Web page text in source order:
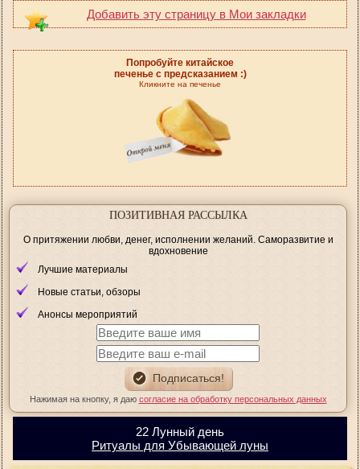
Добавить эту страницу в Мои закладки
Попробуйте китайское
печенье с предсказанием :)
Кликните на печенье
ПОЗИТИВНАЯ РАССЫЛКА
О притяжении любви, денег, исполнении желаний. Саморазвитие и
вдохновение
Лучшие материалы
Новые статьи, обзоры
Анонсы мероприятий
Нажимая на кнопку, я даю согласие на обработку персональных данных
22 Лунный день
Ритуалы для Убывающей луны